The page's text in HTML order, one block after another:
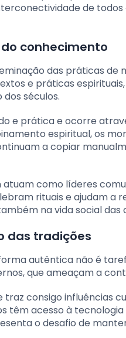
de todos
conhecimento
das práticas de
e práticas
séculos.
e prática e ocorre
espiritual, os
a copiar
como líderes
rituais e ajudam a
na vida social das
das tradições
autêntica não é
que ameaçam a
consigo influências
têm acesso à
o desafio de